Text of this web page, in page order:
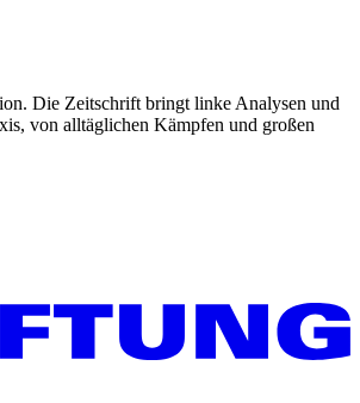
Die Zeitschrift bringt linke Analysen und
von alltäglichen Kämpfen und großen